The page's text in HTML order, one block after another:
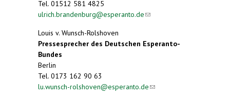
Tel. 01512 581 4825
ulrich.brandenburg@esperanto.de(link sends e-
Louis v. Wunsch-Rolshoven
Pressesprecher des Deutschen Esperanto-
Bundes
Berlin
Tel. 0173 162 90 63
lu.wunsch-rolshoven@esperanto.de(link sends e-